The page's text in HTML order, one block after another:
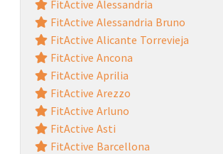
FitActive Alessandria
FitActive Alessandria Bruno
FitActive Alicante Torrevieja
FitActive Ancona
FitActive Aprilia
FitActive Arezzo
FitActive Arluno
FitActive Asti
FitActive Barcellona